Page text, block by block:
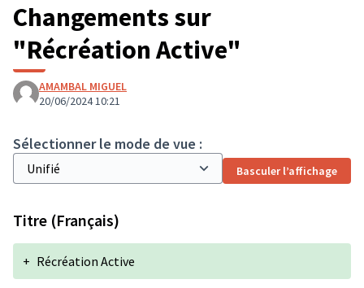
Changements sur
"Récréation Active"
AMAMBAL MIGUEL
20/06/2024 10:21
Sélectionner le mode de vue :
Basculer l’affichage
Titre (Français)
+ Récréation Active